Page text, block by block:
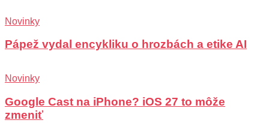
Novinky
Pápež vydal encykliku o hrozbách a etike AI
Novinky
Google Cast na iPhone? iOS 27 to môže
zmeniť